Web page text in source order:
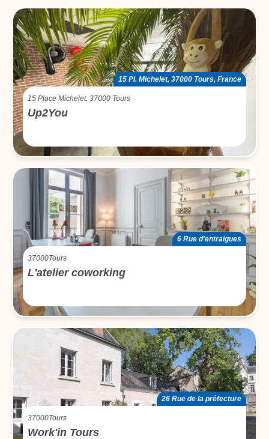
15 Pl. Michelet, 37000 Tours, France
15 Place Michelet, 37000 Tours
Up2You
6 Rue d'entraigues
37000Tours
L'atelier coworking
26 Rue de la préfecture
37000Tours
Work'in Tours